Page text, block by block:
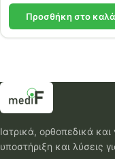
Προσθήκη στο
Ιατρικά, ορθοπεδικά
υποστήριξη και λύσεις